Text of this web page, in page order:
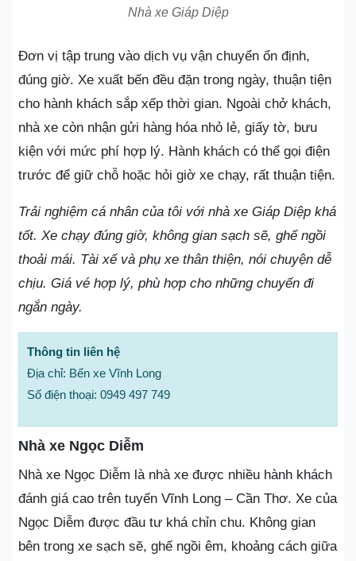
Nhà xe Giáp Diệp
Đơn vị tập trung vào dịch vụ vận chuyển ổn định,
đúng giờ. Xe xuất bến đều đặn trong ngày, thuận tiện
cho hành khách sắp xếp thời gian. Ngoài chở khách,
nhà xe còn nhận gửi hàng hóa nhỏ lẻ, giấy tờ, bưu
kiện với mức phí hợp lý. Hành khách có thể gọi điện
trước để giữ chỗ hoặc hỏi giờ xe chạy, rất thuận tiện.
Trải nghiệm cá nhân của tôi với nhà xe Giáp Diệp khá
tốt. Xe chạy đúng giờ, không gian sạch sẽ, ghế ngồi
thoải mái. Tài xế và phụ xe thân thiện, nói chuyện dễ
chịu. Giá vé hợp lý, phù hợp cho những chuyến đi
ngắn ngày.
Thông tin liên hệ
Địa chỉ: Bến xe Vĩnh Long
Số điện thoại: 0949 497 749
Nhà xe Ngọc Diễm
Nhà xe Ngọc Diễm là nhà xe được nhiều hành khách
đánh giá cao trên tuyến Vĩnh Long – Cần Thơ. Xe của
Ngọc Diễm được đầu tư khá chỉn chu. Không gian
bên trong xe sạch sẽ, ghế ngồi êm, khoảng cách giữa